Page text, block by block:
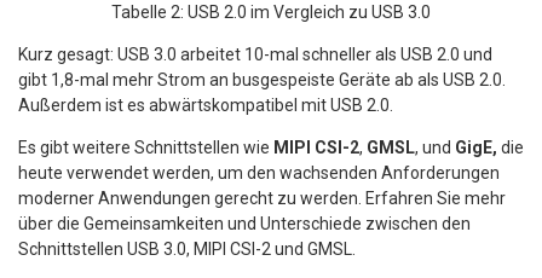
Tabelle 2: USB 2.0 im Vergleich zu USB 3.0
Kurz gesagt: USB 3.0 arbeitet 10-mal schneller als USB 2.0 und
gibt 1,8-mal mehr Strom an busgespeiste Geräte ab als USB 2.0.
Außerdem ist es abwärtskompatibel mit USB 2.0.
Es gibt weitere Schnittstellen wie MIPI CSI-2, GMSL, und GigE, die
heute verwendet werden, um den wachsenden Anforderungen
moderner Anwendungen gerecht zu werden. Erfahren Sie mehr
über die Gemeinsamkeiten und Unterschiede zwischen den
Schnittstellen USB 3.0, MIPI CSI-2 und GMSL.